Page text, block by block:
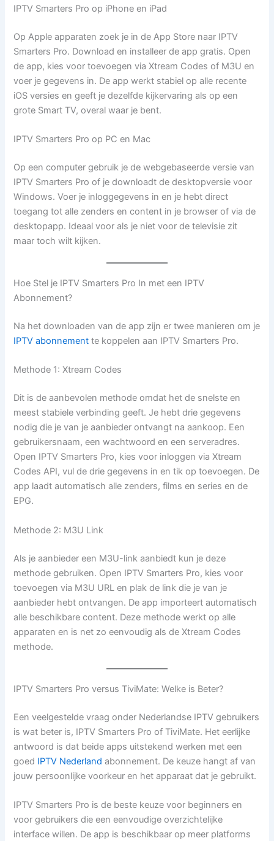
IPTV Smarters Pro op iPhone en iPad
Op Apple apparaten zoek je in de App Store naar IPTV
Smarters Pro. Download en installeer de app gratis. Open
de app, kies voor toevoegen via Xtream Codes of M3U en
voer je gegevens in. De app werkt stabiel op alle recente
iOS versies en geeft je dezelfde kijkervaring als op een
grote Smart TV, overal waar je bent.
IPTV Smarters Pro op PC en Mac
Op een computer gebruik je de webgebaseerde versie van
IPTV Smarters Pro of je downloadt de desktopversie voor
Windows. Voer je inloggegevens in en je hebt direct
toegang tot alle zenders en content in je browser of via de
desktopapp. Ideaal voor als je niet voor de televisie zit
maar toch wilt kijken.
Hoe Stel je IPTV Smarters Pro In met een IPTV
Abonnement?
Na het downloaden van de app zijn er twee manieren om je
IPTV abonnement te koppelen aan IPTV Smarters Pro.
Methode 1: Xtream Codes
Dit is de aanbevolen methode omdat het de snelste en
meest stabiele verbinding geeft. Je hebt drie gegevens
nodig die je van je aanbieder ontvangt na aankoop. Een
gebruikersnaam, een wachtwoord en een serveradres.
Open IPTV Smarters Pro, kies voor inloggen via Xtream
Codes API, vul de drie gegevens in en tik op toevoegen. De
app laadt automatisch alle zenders, films en series en de
EPG.
Methode 2: M3U Link
Als je aanbieder een M3U-link aanbiedt kun je deze
methode gebruiken. Open IPTV Smarters Pro, kies voor
toevoegen via M3U URL en plak de link die je van je
aanbieder hebt ontvangen. De app importeert automatisch
alle beschikbare content. Deze methode werkt op alle
apparaten en is net zo eenvoudig als de Xtream Codes
methode.
IPTV Smarters Pro versus TiviMate: Welke is Beter?
Een veelgestelde vraag onder Nederlandse IPTV gebruikers
is wat beter is, IPTV Smarters Pro of TiviMate. Het eerlijke
antwoord is dat beide apps uitstekend werken met een
goed IPTV Nederland abonnement. De keuze hangt af van
jouw persoonlijke voorkeur en het apparaat dat je gebruikt.
IPTV Smarters Pro is de beste keuze voor beginners en
voor gebruikers die een eenvoudige overzichtelijke
interface willen. De app is beschikbaar op meer platforms